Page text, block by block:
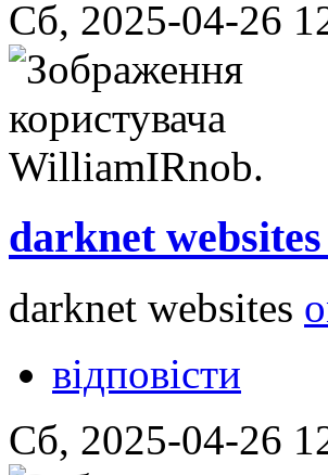
Сб, 2025-04-26
darknet
darknet websites
відповісти
Сб, 2025-04-26